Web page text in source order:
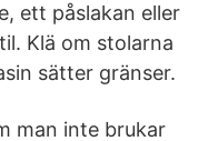
ett påslakan eller
Klä om stolarna
sätter gränser.
man inte brukar